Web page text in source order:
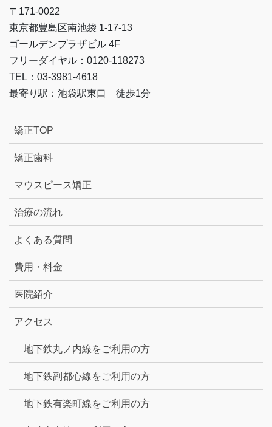
〒171-0022
東京都豊島区南池袋 1-17-13
ゴールデンプラザビル 4F
フリーダイヤル：0120-118273
TEL：03-3981-4618
最寄り駅：池袋駅東口 徒歩1分
矯正TOP
矯正歯科
マウスピース矯正
治療の流れ
よくある質問
費用・料金
医院紹介
アクセス
地下鉄丸ノ内線をご利用の方
地下鉄副都心線をご利用の方
地下鉄有楽町線をご利用の方